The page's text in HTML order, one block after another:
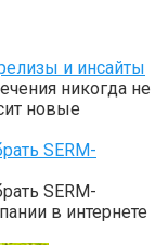
и инсайты
никогда не
новые
SERM-
SERM-
в интернете